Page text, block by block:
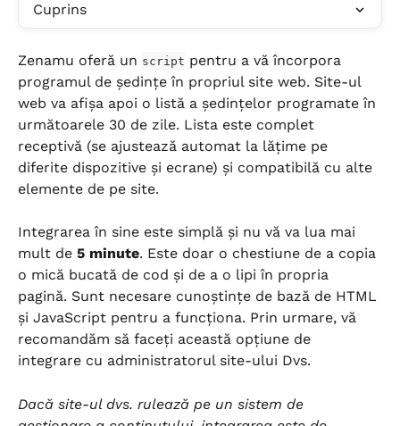
Cuprins
Zenamu oferă un script pentru a vă încorpora
programul de ședințe în propriul site web. Site-ul
web va afișa apoi o listă a ședințelor programate în
următoarele 30 de zile. Lista este complet
receptivă (se ajustează automat la lățime pe
diferite dispozitive și ecrane) și compatibilă cu alte
elemente de pe site.
Integrarea în sine este simplă și nu vă va lua mai
mult de 5 minute. Este doar o chestiune de a copia
o mică bucată de cod și de a o lipi în propria
pagină. Sunt necesare cunoștințe de bază de HTML
și JavaScript pentru a funcționa. Prin urmare, vă
recomandăm să faceți această opțiune de
integrare cu administratorul site-ului Dvs.
Dacă site-ul dvs. rulează pe un sistem de